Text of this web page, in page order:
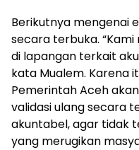
Berikutnya mengenai
secara terbuka.
di lapangan terkait
kata Mualem. Karena
Pemerintah Aceh
validasi ulang secara
akuntabel, agar tidak
yang merugikan